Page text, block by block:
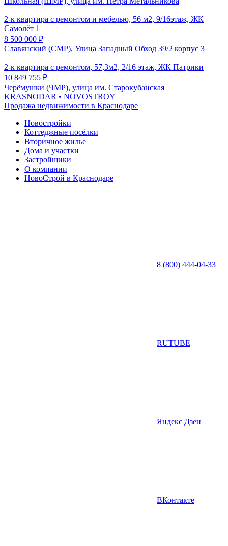
2-к квартира с ремонтом и мебелью, 56 м2, 9/16этаж, ЖК
Самолёт 1
8 500 000 ₽
Славянский (СМР), Улица Западный Обход 39/2 корпус 3
2-к квартира с ремонтом, 57,3м2, 2/16 этаж, ЖК Патрики
10 849 755 ₽
Черёмушки (ЧМР), улица им. Старокубанская
KRASNODAR • NOVOSTROY
Продажа недвижимости в Краснодаре
Новостройки
Коттеджные посёлки
Вторичное жилье
Дома и участки
Застройщики
О компании
НовоСтрой в Краснодаре
8 (800) 444-04-33
RUTUBE
Яндекс Дзен
ВКонтакте